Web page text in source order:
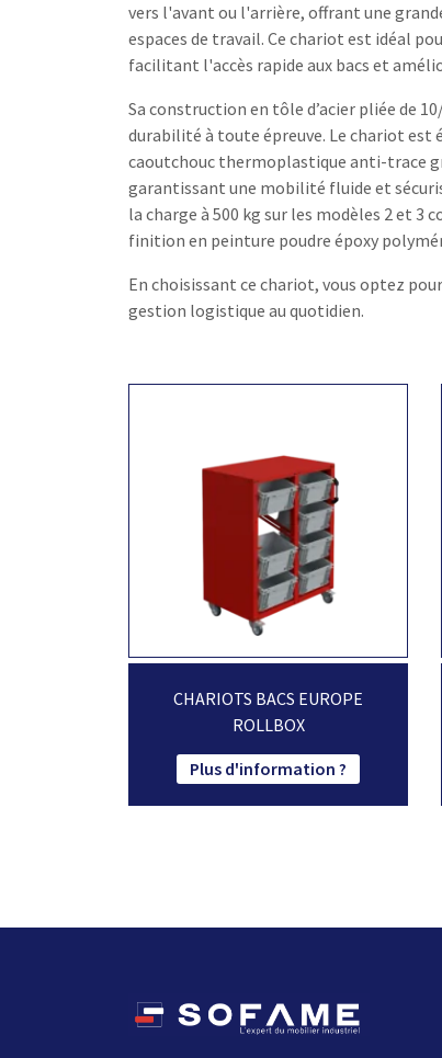
vers l'avant ou l'arrière, offrant une
espaces de travail. Ce chariot est idéal
facilitant l'accès rapide aux bacs et
Sa construction en tôle d’acier pliée de
durabilité à toute épreuve. Le chariot est
caoutchouc thermoplastique anti-trace
garantissant une mobilité fluide et
la charge à 500 kg sur les modèles 2 et 3
finition en peinture poudre époxy
En choisissant ce chariot, vous optez
gestion logistique au quotidien.
CHARIOTS BACS EUROPE
ROLLBOX
Plus d'information ?